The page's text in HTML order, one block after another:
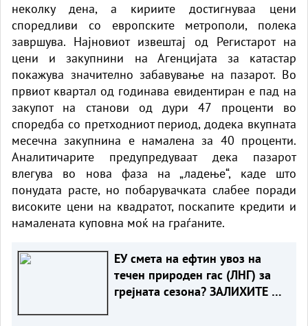
неколку дена, а кириите достигнуваа цени
споредливи со европските метрополи, полека
завршува. Најновиот извештај од Регистарот на
цени и закупнини на Агенцијата за катастар
покажува значително забавување на пазарот. Во
првиот квартал од годинава евидентиран е пад на
закупот на станови од дури 47 проценти во
споредба со претходниот период, додека вкупната
месечна закупнина е намалена за 40 проценти.
Аналитичарите предупредуваат дека пазарот
влегува во нова фаза на „ладење“, каде што
понудата расте, но побарувачката слабее поради
високите цени на квадратот, поскапите кредити и
намалената куповна моќ на граѓаните.
ЕУ смета на ефтин увоз на
течен природен гас (ЛНГ) за
грејната сезона? ЗАЛИХИТЕ СЕ